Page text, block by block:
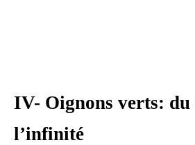
IV- Oignons verts: du
l’infinité